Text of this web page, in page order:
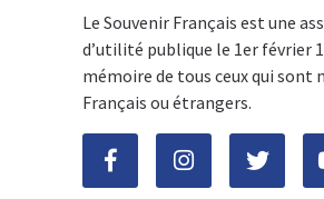
Le Souvenir Français est une
d’utilité publique le 1er février
mémoire de tous ceux qui sont
Français ou étrangers.